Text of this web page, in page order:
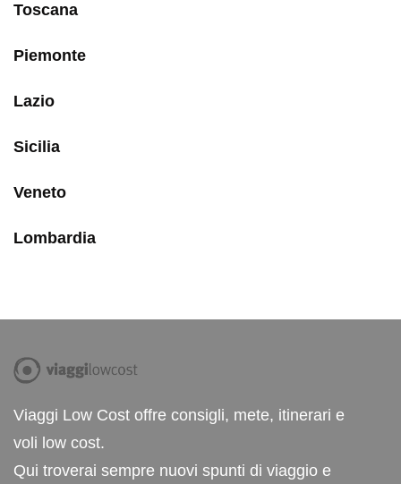
Toscana
Piemonte
Lazio
Sicilia
Veneto
Lombardia
Viaggi Low Cost offre consigli, mete, itinerari e
voli low cost.
Qui troverai sempre nuovi spunti di viaggio e